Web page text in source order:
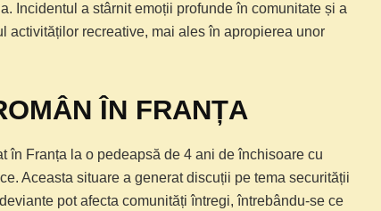
Incidentul a stârnit emoții profunde în comunitate și a
recreative, mai ales în apropierea unor
ÎN FRANȚA
în Franța la o pedeapsă de 4 ani de închisoare cu
Aceasta situare a generat discuții pe tema securității
pot afecta comunități întregi, întrebându-se ce